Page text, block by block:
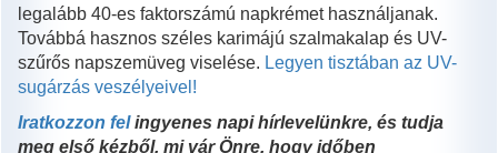
legalább 40-es faktorszámú napkrémet használjanak.
Továbbá hasznos széles karimájú szalmakalap és UV-
szűrős napszemüveg viselése. Legyen tisztában az UV-
sugárzás veszélyeivel!
Iratkozzon felingyenes napi hírlevelünkre, és tudja
meg első kézből, mi vár Önre, hogy időben